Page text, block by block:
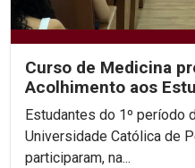
Curso de Medicina
Acolhimento aos
Estudantes do 1º período
Universidade Católica de
participaram, na...